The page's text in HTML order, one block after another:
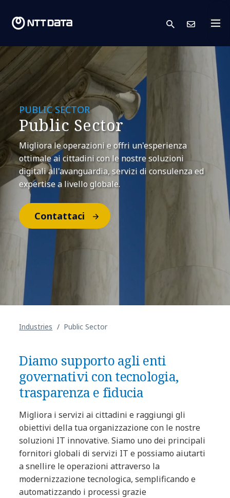
search
PUBLIC SECTOR
Public Sector
Migliora le operazioni e offri un'esperienza
ottimale ai cittadini con le nostre soluzioni
digitali all'avanguardia, servizi di consulenza ed
expertise a livello globale.
Contattaci
Industries Public Sector
Diamo supporto agli enti
governativi con tecnologia,
trasparenza e fiducia
Migliora i servizi ai cittadini e raggiungi gli
obiettivi della tua organizzazione con le nostre
soluzioni IT innovative. Siamo uno dei principali
fornitori globali di servizi IT e possiamo aiutarti
a snellire le operazioni attraverso la
modernizzazione tecnologica, semplificando e
automatizzando i processi grazie